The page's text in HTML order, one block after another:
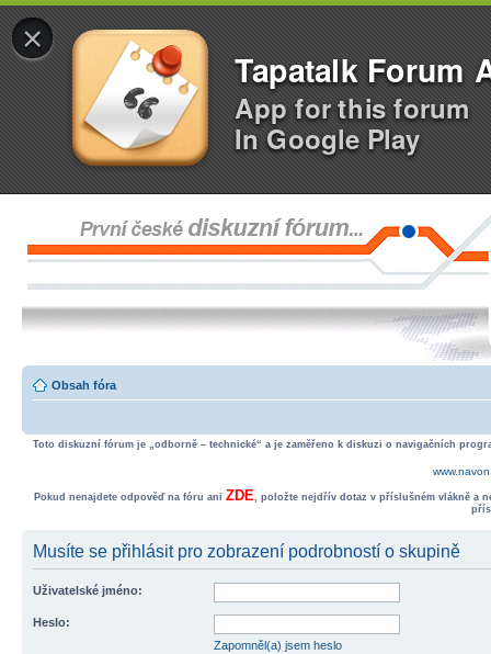
×
Tapatalk Forum
App for this forum
In Google Play
Obsah fóra
Toto diskuzní fórum je „odborně – technické“ a je zaměřeno k diskuzi o navigačních
Pokud nenajdete odpověď na fóru ani ZDE, položte nejdřív dotaz v příslušném vlákně a
Musíte se přihlásit pro zobrazení podrobností o skupině
Uživatelské jméno:
Heslo:
Zapomněl(a) jsem heslo